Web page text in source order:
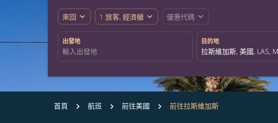
來回 expand_more 1 旅客, 經濟艙 expand_more 優惠代碼 expand_more
出發地 目的地
首頁 航班 前往美國 前往拉斯維加斯